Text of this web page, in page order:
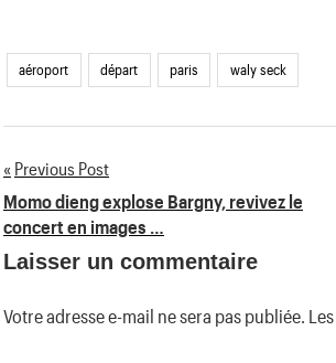
aéroport départ paris waly seck
Navigation
de
Previous Post
Momo dieng explose Bargny, revivez le
concert en images …
Laisser un commentaire
Votre adresse e-mail ne sera pas publiée.